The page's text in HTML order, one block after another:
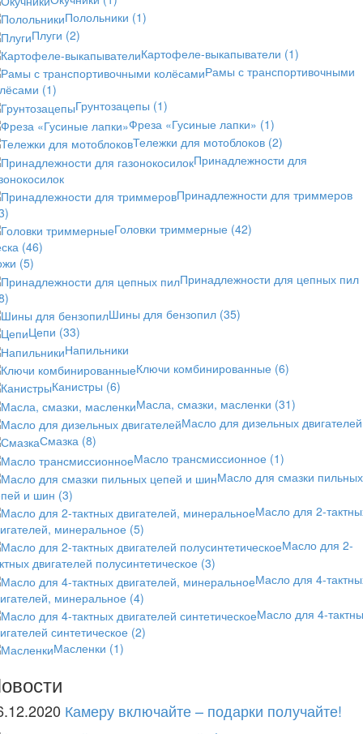
Полольники (1)
Плуги (2)
Картофеле-выкапыватели (1)
Рамы с транспортивочными
(1)
Грунтозацепы (1)
Фреза «Гусиные лапки» (1)
Тележки для мотоблоков (2)
Принадлежности для
Принадлежности для триммеров
Головки триммерные (42)
(46)
(5)
Принадлежности для цепных пил
Шины для бензопил (35)
Цепи (33)
Напильники
Ключи комбинированные (6)
Канистры (6)
Масла, смазки, масленки (31)
Масло для дизельных двигателей
Смазка (8)
Масло трансмиссионное (1)
Масло для смазки пильных
и шин (3)
Масло для 2-
минеральное (5)
Масло для 2-
двигателей полусинтетическое (3)
Масло для 4-
минеральное (4)
Масло для 4-
синтетическое (2)
Масленки (1)
Камеру включайте – подарки получайте!